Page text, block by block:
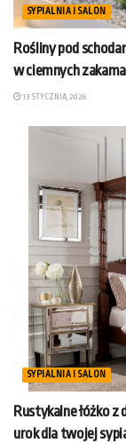
SYPIALNIA I SALON
Rośliny pod
w ciemnych
13 STYCZNIA, 2026
SYPIALNIA I SALON
Rustykalne łóżko
urok dla twojej